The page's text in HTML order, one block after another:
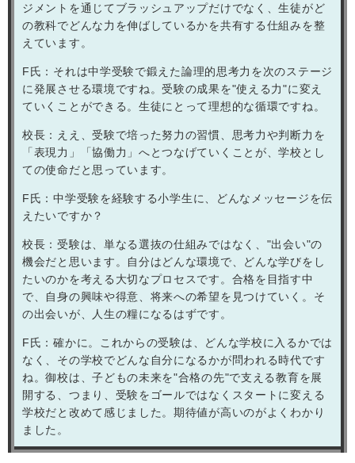
ジメントを通じてブラッシュアップだけでなく、生徒がど
の教科でどんな力を伸ばしているかを共有する仕組みを整
えています。
F氏：それは中学受験で鍛えた論理的思考力を次のステージ
に発展させる環境ですね。受験の成果を"使える力"に変え
ていくことができる。生徒にとって理想的な循環ですね。
校長：ええ、受験で培った努力の習慣、思考力や判断力を
「表現力」「協働力」へとつなげていくことが、学校とし
ての使命だと思っています。
F氏：中学受験を経験する小学生に、どんなメッセージを伝
えたいですか？
校長：受験は、単なる選抜の仕組みではなく、"出会い"の
機会だと思います。自分はどんな環境で、どんな学びをし
たいのかを考える大切なプロセスです。合格を目指す中
で、自身の興味や得意、将来への希望を見つけていく。そ
の出会いが、人生の糧になるはずです。
F氏：確かに。これからの受験は、どんな学校に入るかでは
なく、その学校でどんな自分になるかが問われる時代です
ね。御校は、子どもの未来を"合格の先"で支える教育を展
開する、つまり、受験をゴールではなくスタートに変える
学校だと改めて感じました。期待値が高いのがよくわかり
ました。